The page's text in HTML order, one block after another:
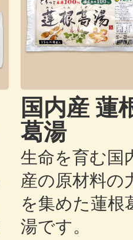
国内産 蓮
葛湯
生命を育む国
産の原材料の
を集めた蓮根
湯です。